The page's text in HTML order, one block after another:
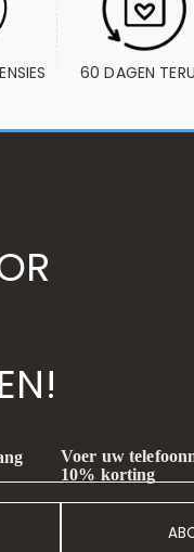
60 DAGEN
Voer uw
10% korting